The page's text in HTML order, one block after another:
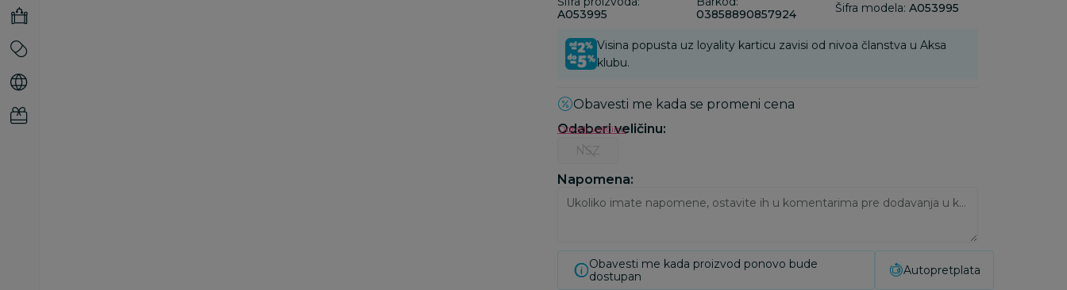
A053995
03858890857924
Šifra modela: A053995
Visina popusta uz loyality karticu zavisi od nivoa članstva u Aksa
klubu.
Obavesti me kada se promeni cena
Odaberi veličinu:
Odredi veličinu
NSZ
Napomena:
Ukoliko imate napomene, ostavite ih u komentarima pre dodavanja u korpu:
Obavesti me kada proizvod ponovo bude
dostupan
Autopretplata